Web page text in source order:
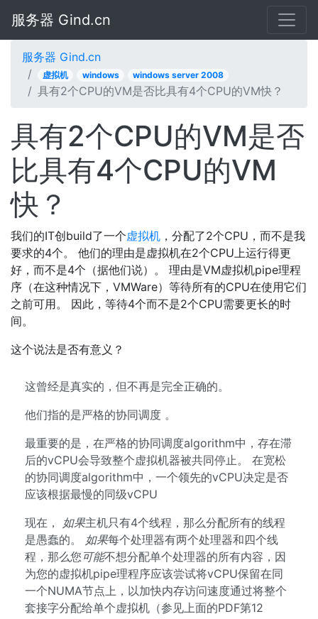
服务器 Gind.cn
服务器 Gind.cn
虚拟机 windows windows server 2008
具有2个CPU的VM是否比具有4个CPU的VM快？
具有2个CPU的VM是否
比具有4个CPU的VM
快？
我们的IT创build了一个虚拟机 ，分配了2个CPU，而不是我
要求的4个。 他们的理由是虚拟机在2个CPU上运行得更
好，而不是4个（据他们说）。 理由是VM虚拟机pipe理程
序（在这种情况下，VMWare）等待所有的CPU在使用它们
之前可用。 因此，等待4个而不是2个CPU需要更长的时
间。
这个说法是否有意义？
这曾经是真实的，但不再是完全正确的。
他们指的是严格的协同调度 。
最重要的是，在严格的协同调度algorithm中，存在滞
后的vCPU会导致整个虚拟机器被共同停止。 在宽松
的协同调度algorithm中，一个领先的vCPU决定是否
应该根据最慢的同级vCPU
现在， 如果主机只有4个线程，那么分配所有的线程
是愚蠢的。 如果每个处理器有两个处理器和四个线
程，那么您 可能不想分配单个处理器的所有内容，因
为您的虚拟机pipe理程序应该尝试将vCPU保留在同
一个NUMA节点上，以加快内存访问速度通过将整个
套接字分配给单个虚拟机（参见上面的PDF第12